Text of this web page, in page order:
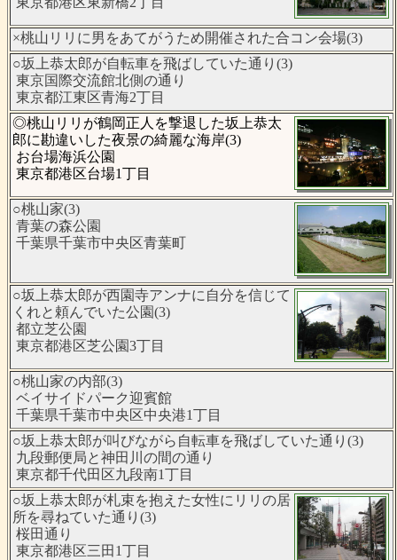
×桃山リリに男をあてがうため開催された合コン会場(3)
○坂上恭太郎が自転車を飛ばしていた通り(3)
東京国際交流館北側の通り
東京都江東区青海2丁目
◎桃山リリが鶴岡正人を撃退した坂上恭太
郎に勘違いした夜景の綺麗な海岸(3)
お台場海浜公園
東京都港区台場1丁目
○桃山家(3)
青葉の森公園
千葉県千葉市中央区青葉町
○坂上恭太郎が西園寺アンナに自分を信じて
くれと頼んでいた公園(3)
都立芝公園
東京都港区芝公園3丁目
○桃山家の内部(3)
ベイサイドパーク迎賓館
千葉県千葉市中央区中央港1丁目
○坂上恭太郎が叫びながら自転車を飛ばしていた通り(3)
九段郵便局と神田川の間の通り
東京都千代田区九段南1丁目
○坂上恭太郎が札束を抱えた女性にリリの居
所を尋ねていた通り(3)
桜田通り
東京都港区三田1丁目